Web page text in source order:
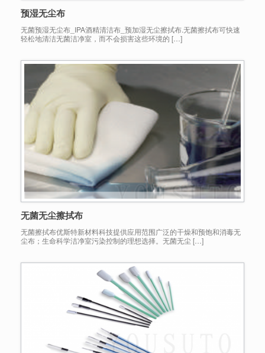
预湿无尘布
无菌预湿无尘布_IPA酒精清洁布_预加湿无尘擦拭布.无菌擦拭布可快速
轻松地清洁无菌洁净室，而不会损害这些环境的 […]
无菌无尘擦拭布
无菌擦拭布优斯特新材料科技提供应用范围广泛的干燥和预饱和消毒无
尘布；生命科学洁净室污染控制的理想选择。无菌无尘 […]